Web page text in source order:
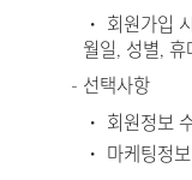
・ 회원가입
월일, 성별, 휴
- 선택사항
・ 회원정보
・ 마케팅정